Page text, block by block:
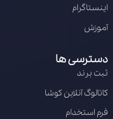
اینستاگرام
آموزش
دسترسی ها
ثبت برند
کاتالوگ آنلاین کوشا
فرم استخدام